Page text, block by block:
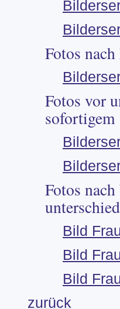
Fotos
Fotos vor
Fotos
Bild
Bild
Bild
zurück